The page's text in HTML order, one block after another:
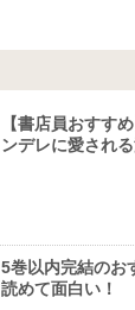
【書店員おすす
ンデレに愛され
5巻以内完結のお
読めて面白い！